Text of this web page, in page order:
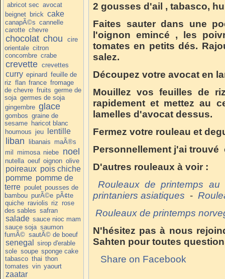
abricot sec avocat
beignet brick cake
canapÃ©s cannelle
carotte chevre
chocolat chou
cire
orientale citron
concombre crabe
crevette crevettes
curry epinard feuille de
riz flan france fromage
de chevre fruits germe de
soja germes de soja
gingembre glace
gombos graine de
sesame haricot blanc
houmous jeu lentille
liban libanais maÃ®s
mil mimosa niebe noel
nutella oeuf oignon olive
poireaux pois chiche
pomme pomme de
terre poulet pousses de
bambou purÃ©e pÃ¢te
quiche raviolis riz rose
des sables safran
salade sauce nioc mam
sauce soja saumon
fumÃ© sautÃ© de boeuf
senegal
sirop d'erable
sole soupe sponge cake
tabasco thai thon
tomates vin yaourt
zaatar
2 gousses d'ail , tabasco,
Faites sauter dans une
l'oignon emincé , les
tomates en petits dés.
salez.
Découpez votre avocat en
Mouillez vos feuilles de
rapidement et mettez au
lamelles d'avocat dessus.
Fermez votre rouleau et
Personnellement j'ai
D'autres rouleaux à voir :
Rouleaux de printemps
printaniers asiatiques -
Rouleaux de printemps
N'hésitez pas à nous
Sahten pour toutes
Share on Facebook